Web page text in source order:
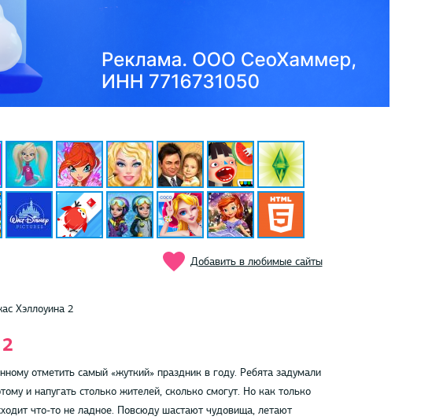
Добавить в любимые сайты
Хэллоуина 2
отметить самый «жуткий» праздник в году. Ребята задумали
и напугать столько жителей, сколько смогут. Но как только
что-то не ладное. Повсюду шастают чудовища, летают